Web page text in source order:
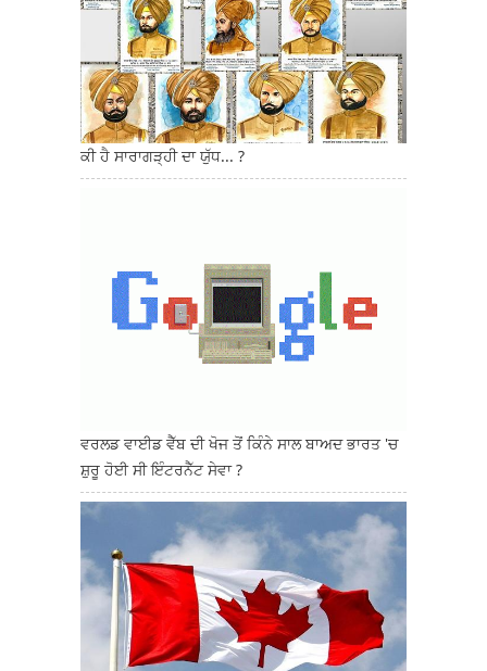
ਕੀ ਹੈ ਸਾਰਾਗੜ੍ਹੀ ਦਾ ਯੁੱਧ... ?
ਵਰਲਡ ਵਾਈਡ ਵੈੱਬ ਦੀ ਖੋਜ ਤੋਂ ਕਿੰਨੇ ਸਾਲ ਬਾਅਦ ਭਾਰਤ 'ਚ
ਸ਼ੁਰੂ ਹੋਈ ਸੀ ਇੰਟਰਨੈੱਟ ਸੇਵਾ ?